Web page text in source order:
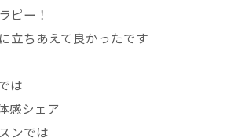
ピー！
立ちあえて良かったです
は
感シェア
ンでは